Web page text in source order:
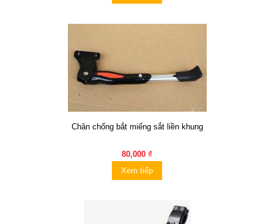
Chân chống bắt miếng sắt liền khung
80,000 ₫
Xem tiếp